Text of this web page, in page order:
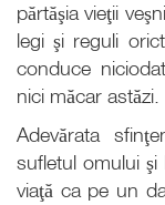
părtăşia vieţii
legi şi reguli
conduce
nici măcar astăzi.
Adevărata
sufletul omului
viaţă ca pe un